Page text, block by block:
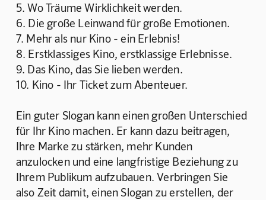
5. Wo Träume Wirklichkeit werden.
6. Die große Leinwand für große Emotionen.
7. Mehr als nur Kino - ein Erlebnis!
8. Erstklassiges Kino, erstklassige Erlebnisse.
9. Das Kino, das Sie lieben werden.
10. Kino - Ihr Ticket zum Abenteuer.
Ein guter Slogan kann einen großen Unterschied
für Ihr Kino machen. Er kann dazu beitragen,
Ihre Marke zu stärken, mehr Kunden
anzulocken und eine langfristige Beziehung zu
Ihrem Publikum aufzubauen. Verbringen Sie
also Zeit damit, einen Slogan zu erstellen, der